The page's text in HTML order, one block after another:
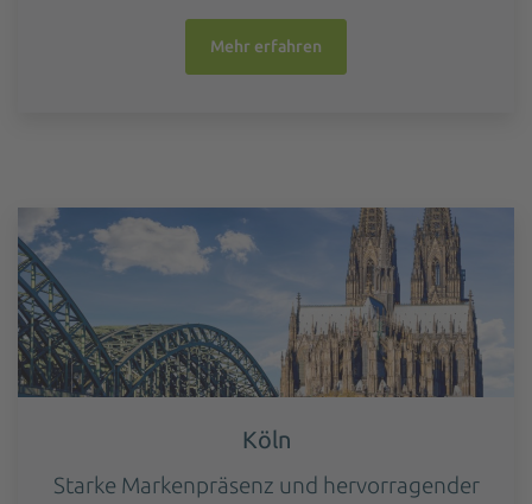
Mehr erfahren
Köln
Starke Markenpräsenz und hervorragender